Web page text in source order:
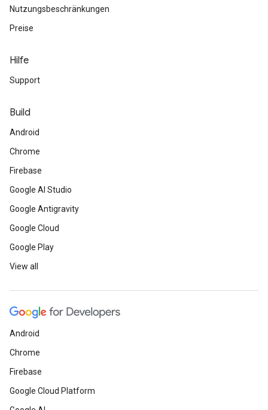
Nutzungsbeschränkungen
Preise
Hilfe
Support
Build
Android
Chrome
Firebase
Google AI Studio
Google Antigravity
Google Cloud
Google Play
View all
Android
Chrome
Firebase
Google Cloud Platform